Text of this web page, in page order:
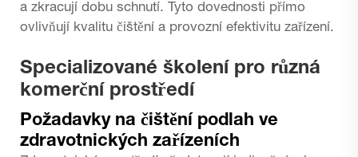
a zkracují dobu schnutí. Tyto dovednosti přímo
ovlivňují kvalitu čištění a provozní efektivitu zařízení.
Specializované školení pro různá
komerční prostředí
Požadavky na čištění podlah ve
zdravotnických zařízeních